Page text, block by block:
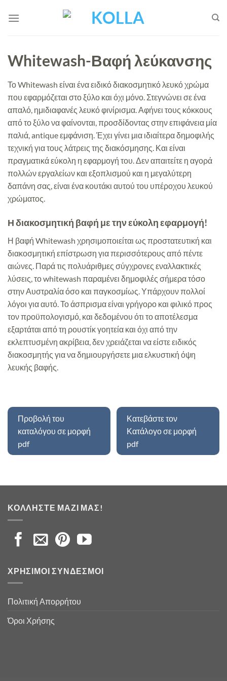
στο
Whitewash-Βαφή λεύκανσης
Το Whitewash είναι ένα ειδικό διακοσμητικό λευκό χρώμα
που εφαρμόζεται στο ξύλο και όχι μόνο. Στεγνώνει σε ένα
απαλό, ημιδιαφανές λευκό φινίρισμα. Αφήνει τους κόκκους
από το ξύλο να φαίνονται, προσδίδοντας στην επιφάνεια μία
παλιά, antique εμφάνιση. Έχει γίνει μια ιδιαίτερα δημοφιλής
τεχνική για τους λάτρεις της διακόσμησης. Και είναι
πραγματικά εύκολη η εφαρμογή του. Δεν απαιτείτε η αγορά
πολλών εργαλείων και εξοπλισμού και η μεγαλύτερη
δαπάνη σας, είναι ένα κουτάκι αυτού του υπέροχου λευκού
χρώματος.
Η διακοσμητική βαφή με την εύκολη εφαρμογή!
Η βαφή Whitewash χρησιμοποιείται ως προστατευτική και
διακοσμητική επίστρωση για περισσότερους από πέντε
αιώνες. Παρά τις πολυάριθμες σύγχρονες εναλλακτικές
λύσεις, το whitewash παραμένει δημοφιλές σήμερα τόσο
στην Αυστραλία όσο και παγκοσμίως. Υπάρχουν πολλοί
λόγοι για αυτό. Το άσπρισμα είναι γρήγορο και φιλικό προς
τον προϋπολογισμό, και δεδομένου ότι το αποτέλεσμα
εξαρτάται από τη ρουστίκ γοητεία και όχι από την
εκλεπτυσμένη ακρίβεια, δεν χρειάζεται να είστε ειδικός
διακοσμητής για να δημιουργήσετε μια ελκυστική όψη
λευκής βαφής.
Προβολή του
καταλόγου σε μορφή
pdf
Κατεβάστε τον
Κατάλογο σε μορφή
pdf
ΚΟΛΛΉΣΤΕ ΜΑΖΊ ΜΑΣ!
ΧΡΉΣΙΜΟΙ ΣΎΝΔΕΣΜΟΙ
Πολιτική Απορρήτου
Όροι Χρήσης